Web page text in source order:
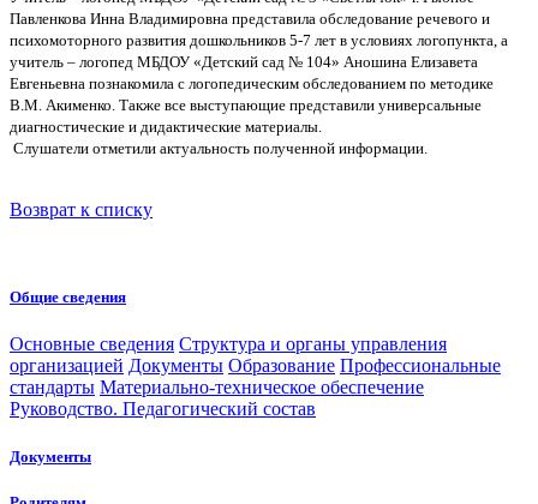
Павленкова Инна Владимировна представила обследование речевого и
психомоторного развития дошкольников 5-7 лет в условиях логопункта, а
учитель – логопед МБДОУ «Детский сад № 104» Аношина Елизавета
Евгеньевна познакомила с логопедическим обследованием по методике
В.М. Акименко. Также все выступающие представили универсальные
диагностические и дидактические материалы.
Cлушатели отметили актуальность полученной информации.
Возврат к списку
Общие сведения
Основные сведения Структура и органы управления
организацией Документы Образование Профессиональные
стандарты Материально-техническое обеспечение
Руководство. Педагогический состав
Документы